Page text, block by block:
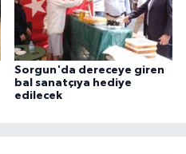
Sorgun'da dereceye giren
bal sanatçıya hediye
edilecek